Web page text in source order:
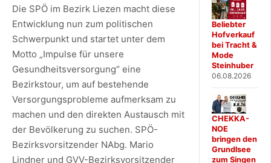
Die SPÖ im Bezirk Liezen macht diese
Entwicklung nun zum politischen
Schwerpunkt und startet unter dem
Motto „Impulse für unsere
Gesundheitsversorgung“ eine
Bezirkstour, um auf bestehende
Versorgungsprobleme aufmerksam zu
machen und den direkten Austausch mit
der Bevölkerung zu suchen. SPÖ-
Bezirksvorsitzender NAbg. Mario
Lindner und GVV-Bezirksvorsitzender
Beliebter
Hofverkauf
bei Tracht &
Mode
Steinhuber
06.08.2026
CHEKKA-
NOE
bringen den
Grundlsee
zum Singen